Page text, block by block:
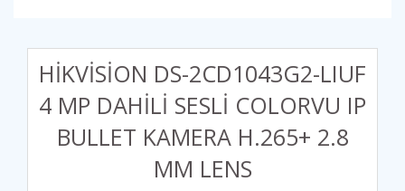
HİKVİSİON DS-2CD1043G2-LIUF
4 MP DAHİLİ SESLİ COLORVU IP
BULLET KAMERA H.265+ 2.8
MM LENS